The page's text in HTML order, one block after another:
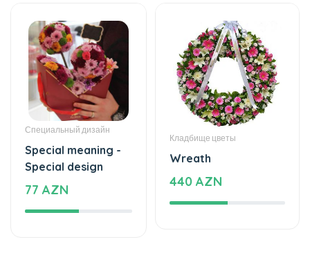
Специальный дизайн
Special meaning -
Special design
77 AZN
Кладбище цветы
440 AZN